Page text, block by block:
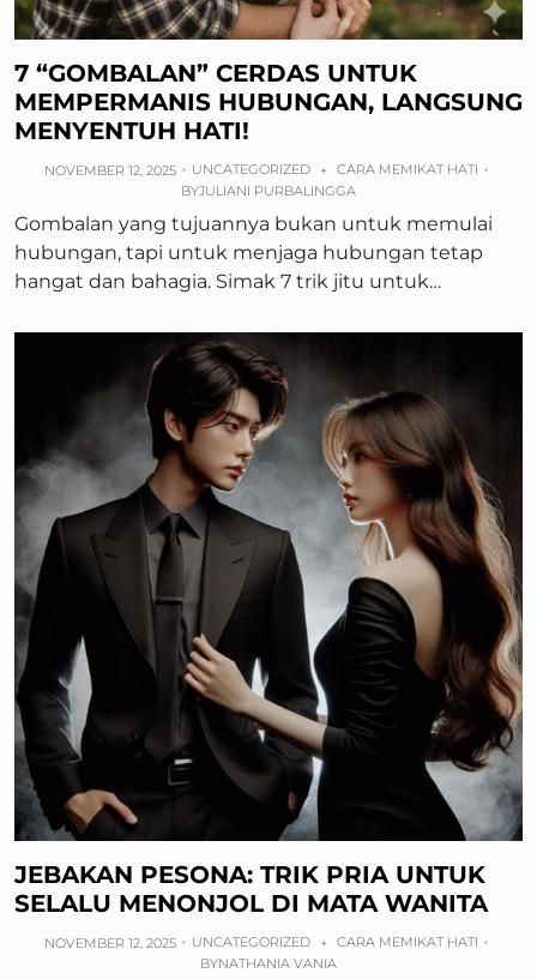
7 “GOMBALAN” CERDAS UNTUK
MEMPERMANIS HUBUNGAN, LANGSUNG
MENYENTUH HATI!
NOVEMBER 12, 2025 UNCATEGORIZED +
CARA MEMIKAT HATI
BYJULIANI PURBALINGGA
Gombalan yang tujuannya bukan untuk memulai
hubungan, tapi untuk menjaga hubungan tetap
hangat dan bahagia. Simak 7 trik jitu untuk…
JEBAKAN PESONA: TRIK PRIA UNTUK
SELALU MENONJOL DI MATA WANITA
NOVEMBER 12, 2025 UNCATEGORIZED +
CARA MEMIKAT HATI
BYNATHANIA VANIA